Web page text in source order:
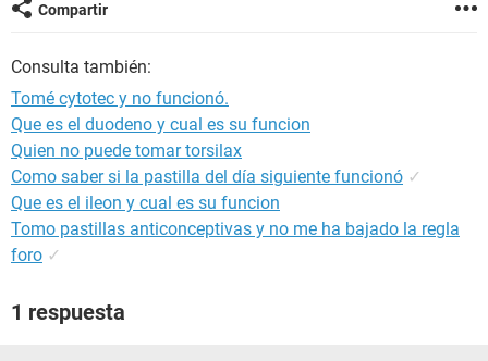
GLOSARIO
Compartir
Consulta también:
Tomé cytotec y no funcionó.
Que es el duodeno y cual es su funcion
Quien no puede tomar torsilax
Como saber si la pastilla del día siguiente funcionó ✓
Que es el ileon y cual es su funcion
Tomo pastillas anticonceptivas y no me ha bajado la regla
foro ✓
1 respuesta